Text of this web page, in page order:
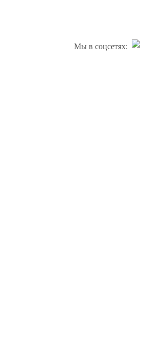
Мы в соцсетях: